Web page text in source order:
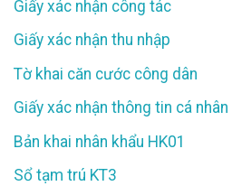
Giấy xác nhận công tác
Giấy xác nhận thu nhập
Tờ khai căn cước công dân
Giấy xác nhận thông tin cá nhân
Bản khai nhân khẩu HK01
Sổ tạm trú KT3